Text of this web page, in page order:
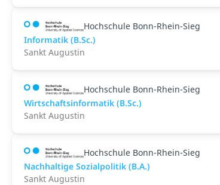
Hochschule Bonn-Rhein-Sieg
Informatik (B.Sc.)
Sankt Augustin
Hochschule Bonn-Rhein-Sieg
Wirtschaftsinformatik (B.Sc.)
Sankt Augustin
Hochschule Bonn-Rhein-Sieg
Nachhaltige Sozialpolitik (B.A.)
Sankt Augustin